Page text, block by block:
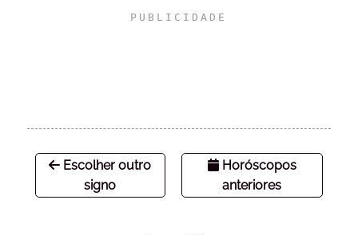
Escolher outro
signo
Horóscopos
anteriores